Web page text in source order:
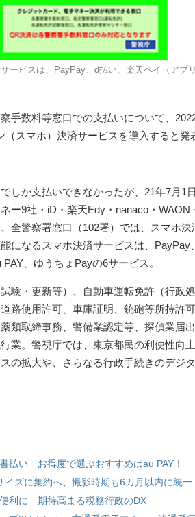
ービスは、PayPay、d払い、楽天ペイ（アプ
手数料等窓口での支払いについて、
スマホ）決済サービスを導入すると発
しか支払いできなかったが、21年7月1
ー9社・iD・楽天Edy・nanaco・
全警察署窓口（102署）では、スマホ
になるスマホ決済サービスは、PayPay
、ゆうちょPayの6サービス。
験・更新等）、自動車運転免許（行政
路使用許可、車庫証明、銃砲等所持許
類取締事務、警備業認定等、探偵業届
業。警視庁では、東京都民の利便性向
の拡大や、さらなる行政手続きのデジ
払い お得度で選ぶおすすめはau PAY！
イズに集約へ、撮影時期も6カ月以内に統一
利に 期待高まる税務行政のDX